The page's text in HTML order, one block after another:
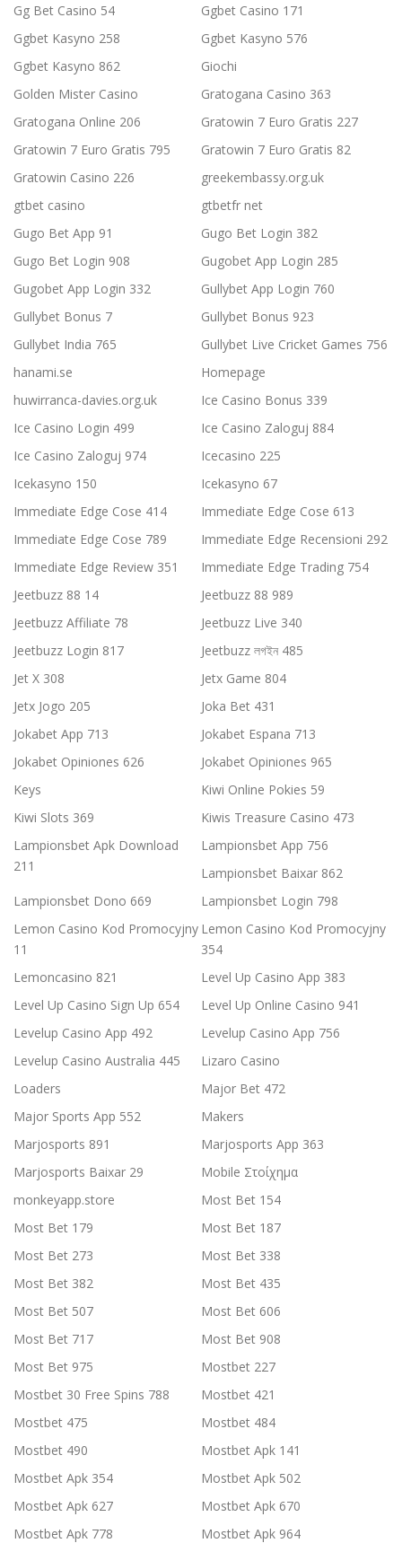
Gg Bet Casino 54
Ggbet Casino 171
Ggbet Kasyno 258
Ggbet Kasyno 576
Ggbet Kasyno 862
Giochi
Golden Mister Casino
Gratogana Casino 363
Gratogana Online 206
Gratowin 7 Euro Gratis 227
Gratowin 7 Euro Gratis 795
Gratowin 7 Euro Gratis 82
Gratowin Casino 226
greekembassy.org.uk
gtbet casino
gtbetfr net
Gugo Bet App 91
Gugo Bet Login 382
Gugo Bet Login 908
Gugobet App Login 285
Gugobet App Login 332
Gullybet App Login 760
Gullybet Bonus 7
Gullybet Bonus 923
Gullybet India 765
Gullybet Live Cricket Games 756
hanami.se
Homepage
huwirranca-davies.org.uk
Ice Casino Bonus 339
Ice Casino Login 499
Ice Casino Zaloguj 884
Ice Casino Zaloguj 974
Icecasino 225
Icekasyno 150
Icekasyno 67
Immediate Edge Cose 414
Immediate Edge Cose 613
Immediate Edge Cose 789
Immediate Edge Recensioni 292
Immediate Edge Review 351
Immediate Edge Trading 754
Jeetbuzz 88 14
Jeetbuzz 88 989
Jeetbuzz Affiliate 78
Jeetbuzz Live 340
Jeetbuzz Login 817
Jeetbuzz লগইন 485
Jet X 308
Jetx Game 804
Jetx Jogo 205
Joka Bet 431
Jokabet App 713
Jokabet Espana 713
Jokabet Opiniones 626
Jokabet Opiniones 965
Keys
Kiwi Online Pokies 59
Kiwi Slots 369
Kiwis Treasure Casino 473
Lampionsbet Apk Download
211
Lampionsbet App 756
Lampionsbet Baixar 862
Lampionsbet Dono 669
Lampionsbet Login 798
Lemon Casino Kod Promocyjny
11
Lemon Casino Kod Promocyjny
354
Lemoncasino 821
Level Up Casino App 383
Level Up Casino Sign Up 654
Level Up Online Casino 941
Levelup Casino App 492
Levelup Casino App 756
Levelup Casino Australia 445
Lizaro Casino
Loaders
Major Bet 472
Major Sports App 552
Makers
Marjosports 891
Marjosports App 363
Marjosports Baixar 29
Mobile Στοίχημα
monkeyapp.store
Most Bet 154
Most Bet 179
Most Bet 187
Most Bet 273
Most Bet 338
Most Bet 382
Most Bet 435
Most Bet 507
Most Bet 606
Most Bet 717
Most Bet 908
Most Bet 975
Mostbet 227
Mostbet 30 Free Spins 788
Mostbet 421
Mostbet 475
Mostbet 484
Mostbet 490
Mostbet Apk 141
Mostbet Apk 354
Mostbet Apk 502
Mostbet Apk 627
Mostbet Apk 670
Mostbet Apk 778
Mostbet Apk 964